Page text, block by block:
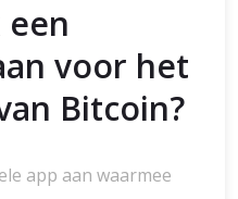
voor het
Bitcoin?
app aan waarmee